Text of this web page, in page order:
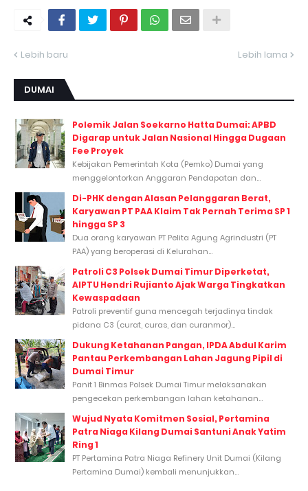
Lebih baru Lebih lama
DUMAI
Polemik Jalan Soekarno Hatta Dumai: APBD
Digarap untuk Jalan Nasional Hingga Dugaan
Fee Proyek
Kebijakan Pemerintah Kota (Pemko) Dumai yang
menggelontorkan Anggaran Pendapatan dan...
Di-PHK dengan Alasan Pelanggaran Berat,
Karyawan PT PAA Klaim Tak Pernah Terima SP 1
hingga SP 3
Dua orang karyawan PT Pelita Agung Agrindustri (PT
PAA) yang beroperasi di Kelurahan...
Patroli C3 Polsek Dumai Timur Diperketat,
AIPTU Hendri Rujianto Ajak Warga Tingkatkan
Kewaspadaan
Patroli preventif guna mencegah terjadinya tindak
pidana C3 (curat, curas, dan curanmor)...
Dukung Ketahanan Pangan, IPDA Abdul Karim
Pantau Perkembangan Lahan Jagung Pipil di
Dumai Timur
Panit 1 Binmas Polsek Dumai Timur melaksanakan
pengecekan perkembangan lahan ketahanan...
Wujud Nyata Komitmen Sosial, Pertamina
Patra Niaga Kilang Dumai Santuni Anak Yatim
Ring 1
PT Pertamina Patra Niaga Refinery Unit Dumai (Kilang
Pertamina Dumai) kembali menunjukkan...